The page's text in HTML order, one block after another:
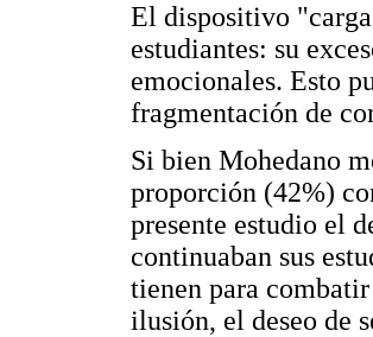
El dispositivo
estudiantes: su
emocionales. Esto
fragmentación de
Si bien Mohedano
proporción (42%)
presente estudio el
continuaban sus
tienen para
ilusión, el deseo de